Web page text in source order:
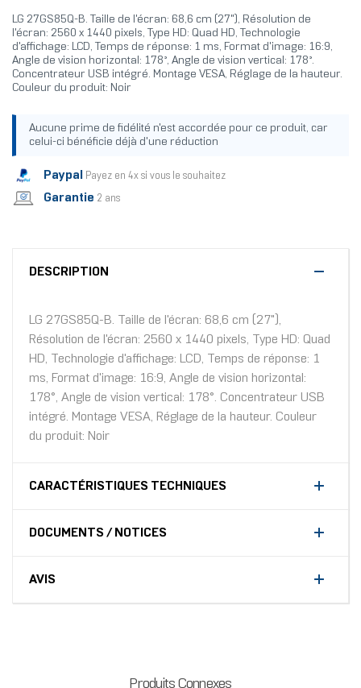
LG 27GS85Q-B. Taille de l'écran: 68,6 cm (27"), Résolution de
l'écran: 2560 x 1440 pixels, Type HD: Quad HD, Technologie
d'affichage: LCD, Temps de réponse: 1 ms, Format d'image: 16:9,
Angle de vision horizontal: 178°, Angle de vision vertical: 178°.
Concentrateur USB intégré. Montage VESA, Réglage de la hauteur.
Couleur du produit: Noir
Aucune prime de fidélité n'est accordée pour ce produit, car
celui-ci bénéficie déjà d'une réduction
Paypal Payez en 4x si vous le souhaitez
Garantie 2 ans
DESCRIPTION
LG 27GS85Q-B. Taille de l'écran: 68,6 cm (27"),
Résolution de l'écran: 2560 x 1440 pixels, Type HD: Quad
HD, Technologie d'affichage: LCD, Temps de réponse: 1
ms, Format d'image: 16:9, Angle de vision horizontal:
178°, Angle de vision vertical: 178°. Concentrateur USB
intégré. Montage VESA, Réglage de la hauteur. Couleur
du produit: Noir
CARACTÉRISTIQUES TECHNIQUES
DOCUMENTS / NOTICES
AVIS
Produits Connexes